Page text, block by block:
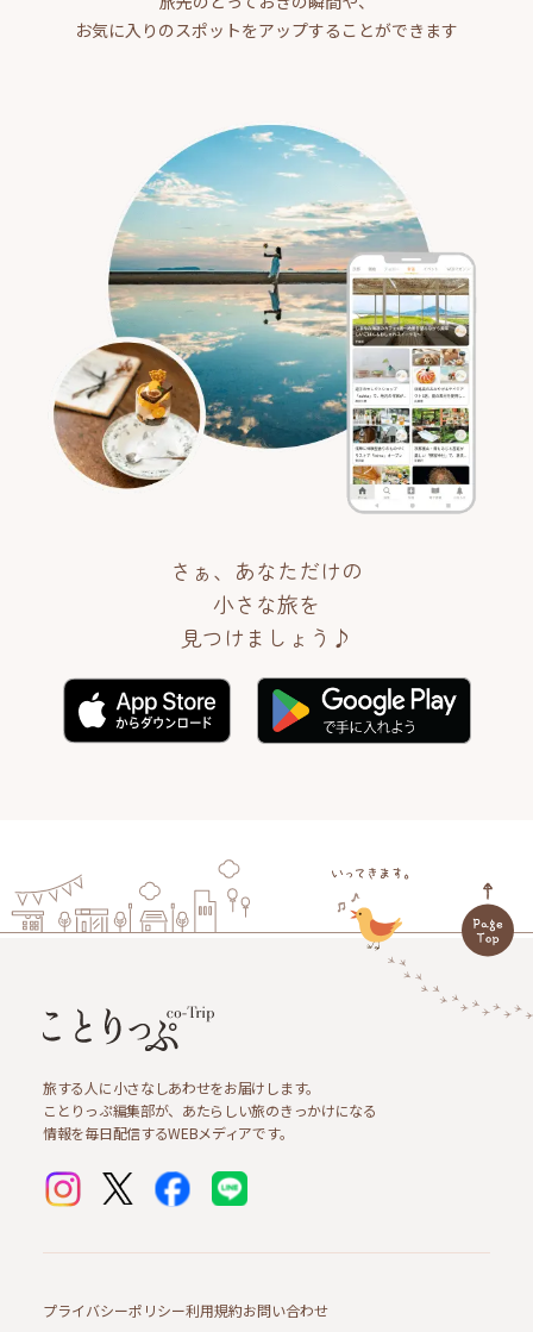
お気に入りのスポットをアップすることができます
さぁ、あなただけの
小さな旅を
見つけましょう♪
旅する人に小さなしあわせをお届けします。
ことりっぷ編集部が、あたらしい旅のきっかけになる
情報を毎日配信するWEBメディアです。
プライバシーポリシー利用規約お問い合わせ